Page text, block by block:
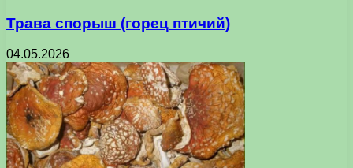
Трава спорыш (горец птичий)
04.05.2026